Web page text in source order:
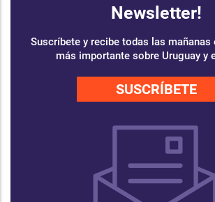
Newsletter!
Suscríbete y recibe todas las mañanas
más importante sobre Uruguay y
SUSCRÍBETE